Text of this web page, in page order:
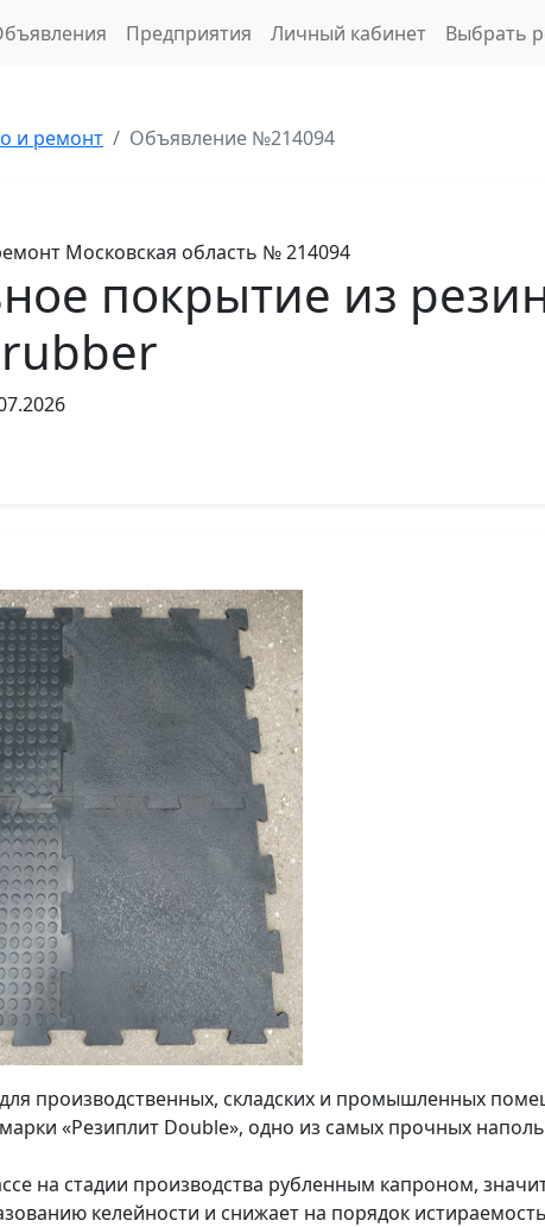
Предприятия Личный кабинет Выбрать
и ремонт Объявление №214094
Московская область № 214094
покрытие из
производственных, складских и промышленных
«Резиплит Double», одно из самых прочных
на стадии производства рубленным капроном,
келейности и снижает на порядок